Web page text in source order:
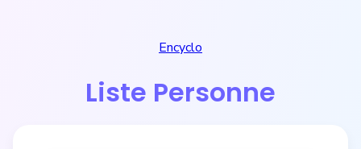
Encyclo
Liste Personne